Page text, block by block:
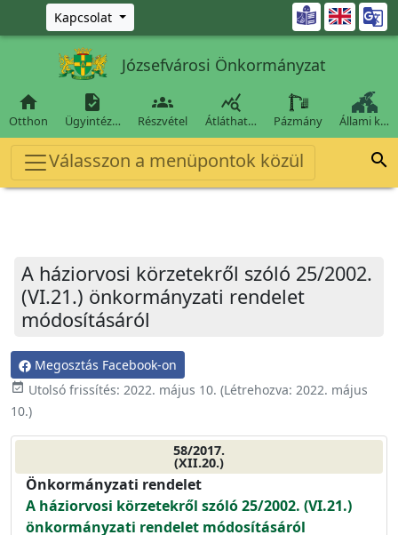
Ugrás a fő tartalomra
Kapcsolat 
Józsefvárosi Önkormányzat

Otthon

Ügyintéz…

Részvétel

Átláthat… Pázmány Állami k…
Válasszon a menüpontok közül 
A háziorvosi körzetekről szóló 25/2002.
(VI.21.) önkormányzati rendelet
módosításáról
Megosztás Facebook-on
event_available Utolsó frissítés: 2022. május 10. (Létrehozva: 2022. május
10.)
58/2017.
(XII.20.)
Önkormányzati rendelet
A háziorvosi körzetekről szóló 25/2002. (VI.21.)
önkormányzati rendelet módosításáról